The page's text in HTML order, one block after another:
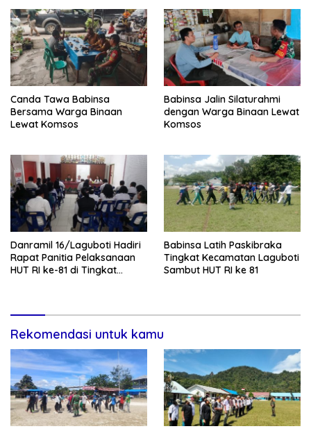
Canda Tawa Babinsa
Bersama Warga Binaan
Lewat Komsos
Babinsa Jalin Silaturahmi
dengan Warga Binaan Lewat
Komsos
Danramil 16/Laguboti Hadiri
Rapat Panitia Pelaksanaan
HUT RI ke-81 di Tingkat
Babinsa Latih Paskibraka
Tingkat Kecamatan Laguboti
Sambut HUT RI ke 81
Rekomendasi untuk kamu